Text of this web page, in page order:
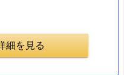
細を見る